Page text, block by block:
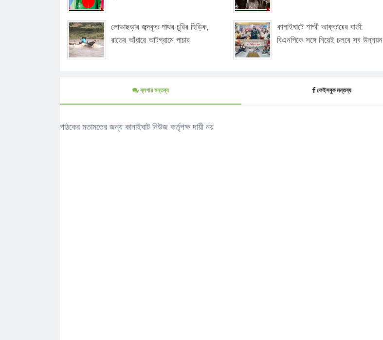
লোভাছড়ার জব্দকৃত পাথর চুরির হিড়িক,
রাতের আঁধারে আটগ্রামে পাচার
কানাইঘাটে শাম্মী আক্তারের বার্তা:
বিএনপিকে সঙ্গে নিয়েই চলবে সব উন্নয়ন
ব্লগার মন্তব্য ফেইসবুক মন্তব্য
পাঠকের মতামতের জন্য কানাইঘাট নিউজ কর্তৃপক্ষ দায়ী নয়